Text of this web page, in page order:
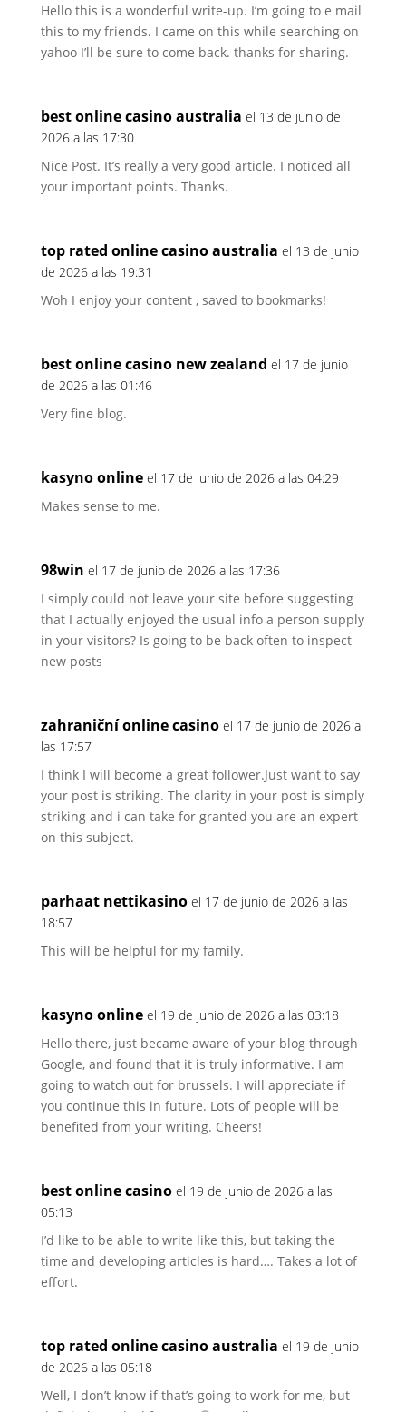
Hello this is a wonderful write-up. I’m going to e mail
this to my friends. I came on this while searching on
yahoo I’ll be sure to come back. thanks for sharing.
best online casino australia el 13 de junio de
2026 a las 17:30
Nice Post. It’s really a very good article. I noticed all
your important points. Thanks.
top rated online casino australia el 13 de junio
de 2026 a las 19:31
Woh I enjoy your content , saved to bookmarks!
best online casino new zealand el 17 de junio
de 2026 a las 01:46
Very fine blog.
kasyno online el 17 de junio de 2026 a las 04:29
Makes sense to me.
98win el 17 de junio de 2026 a las 17:36
I simply could not leave your site before suggesting
that I actually enjoyed the usual info a person supply
in your visitors? Is going to be back often to inspect
new posts
zahraniční online casino el 17 de junio de 2026 a
las 17:57
I think I will become a great follower.Just want to say
your post is striking. The clarity in your post is simply
striking and i can take for granted you are an expert
on this subject.
parhaat nettikasino el 17 de junio de 2026 a las
18:57
This will be helpful for my family.
kasyno online el 19 de junio de 2026 a las 03:18
Hello there, just became aware of your blog through
Google, and found that it is truly informative. I am
going to watch out for brussels. I will appreciate if
you continue this in future. Lots of people will be
benefited from your writing. Cheers!
best online casino el 19 de junio de 2026 a las
05:13
I’d like to be able to write like this, but taking the
time and developing articles is hard…. Takes a lot of
effort.
top rated online casino australia el 19 de junio
de 2026 a las 05:18
Well, I don’t know if that’s going to work for me, but